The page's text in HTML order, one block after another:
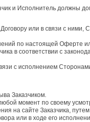
и Исполнитель должны
или в связи с ними,
по настоящей Оферте
в соответствии с
с исполнением
Заказчиком.
момент по своему
на сайте Заказчика,
или в ходе его